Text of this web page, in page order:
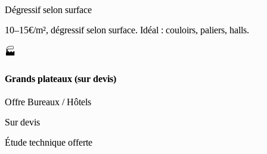
Dégressif selon surface
10–15€/m², dégressif selon surface. Idéal : couloirs, paliers, halls.
🏭
Grands plateaux (sur devis)
Offre Bureaux / Hôtels
Sur devis
Étude technique offerte